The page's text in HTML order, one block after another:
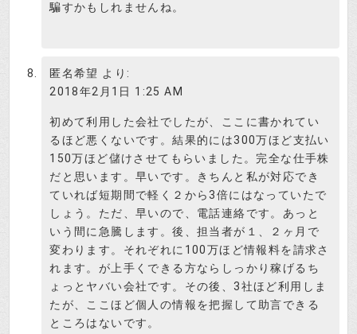
騙すかもしれませんね。
匿名希望 より:
2018年2月1日 1:25 AM
初めて利用した会社でしたが、ここに書かれてい
るほど悪くないです。結果的には300万ほど支払い
150万ほど儲けさせてもらいました。完全な仕手株
だと思います。早いです。きちんと私が対応でき
ていれば短期間で軽く２から3倍にはなっていたで
しょう。ただ、早いので、電話連絡です。あっと
いう間に急騰します。後、担当者が１、２ヶ月で
変わります。それぞれに100万ほど情報料を請求さ
れます。が上手くできる方ならしっかり稼げるち
ょっとヤバい会社です。その後、3社ほど利用しま
たが、ここほど個人の情報を把握して助言できる
ところはないです。